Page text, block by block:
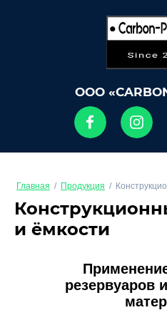
ООО
Главная / Продукция /
и ёмкости
резервуаров